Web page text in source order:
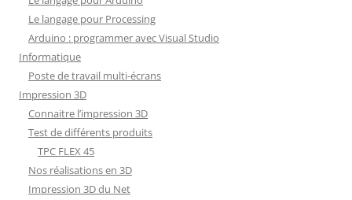
Le langage pour Processing
Arduino : programmer avec Visual Studio
Informatique
Poste de travail multi-écrans
Impression 3D
Connaitre l’impression 3D
Test de différents produits
TPC FLEX 45
Nos réalisations en 3D
Impression 3D du Net